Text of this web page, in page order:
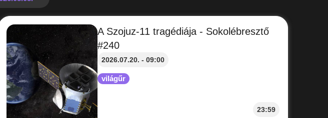
A Szojuz-11 tragédiája - Sokolébresztő
#240
2026.07.20. - 09:00
világűr
23:59